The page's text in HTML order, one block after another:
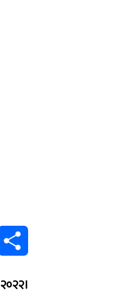
Telegram